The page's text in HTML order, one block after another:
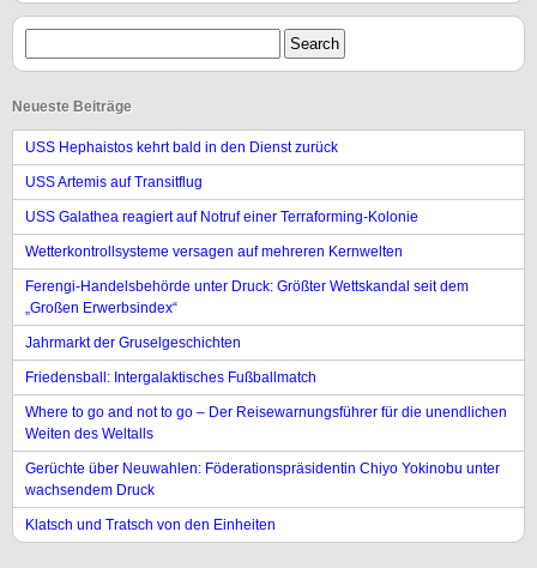
Neueste Beiträge
USS Hephaistos kehrt bald in den Dienst zurück
USS Artemis auf Transitflug
USS Galathea reagiert auf Notruf einer Terraforming-Kolonie
Wetterkontrollsysteme versagen auf mehreren Kernwelten
Ferengi-Handelsbehörde unter Druck: Größter Wettskandal seit dem
„Großen Erwerbsindex“
Jahrmarkt der Gruselgeschichten
Friedensball: Intergalaktisches Fußballmatch
Where to go and not to go – Der Reisewarnungsführer für die unendlichen
Weiten des Weltalls
Gerüchte über Neuwahlen: Föderationspräsidentin Chiyo Yokinobu unter
wachsendem Druck
Klatsch und Tratsch von den Einheiten